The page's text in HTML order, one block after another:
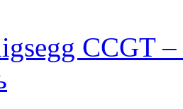
CCGT